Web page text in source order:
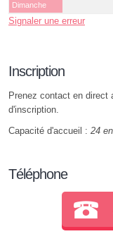
Dimanche
Signaler une erreur
Inscription
Prenez contact en direct
d'inscription.
Capacité d'accueil : 24
Téléphone